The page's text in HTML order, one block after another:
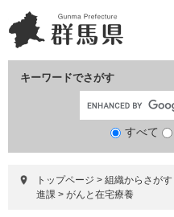
ー
ジ
ニ
ュ
て
キーワードでさがす
すべて
トップページ > 組織からさがす
進課 > がんと在宅療養